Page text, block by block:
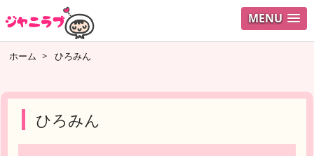
MENU ログイ
ホーム > ひろみん
ひろみん